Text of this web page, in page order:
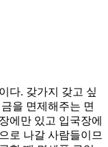
다. 갖가지 갖고 싶
을 면제해주는 면
에만 있고 입국장에
로 나갈 사람들이므